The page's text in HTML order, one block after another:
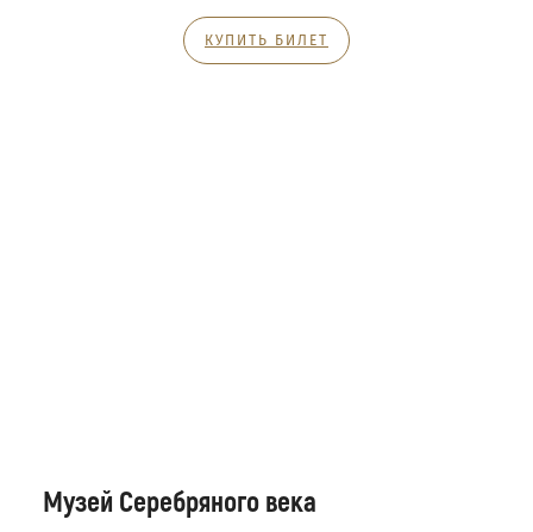
КУПИТЬ БИЛЕТ
Музей Серебряного века